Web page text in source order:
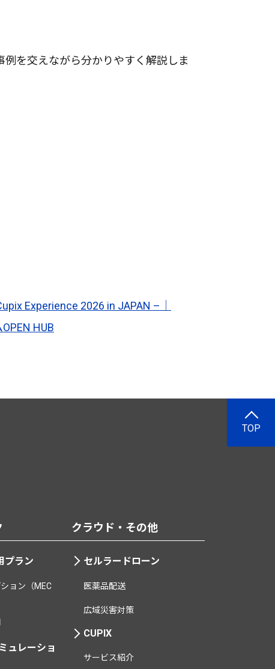
を交えながら分かりやすく解説しま
Experience 2026 in JAPAN –｜
HUB
TOP
プラン
ョン（MEC
ュレーショ
クラウド・その他
セルラードローン
医薬品配送
広域災害対策
CUPIX
サービス紹介